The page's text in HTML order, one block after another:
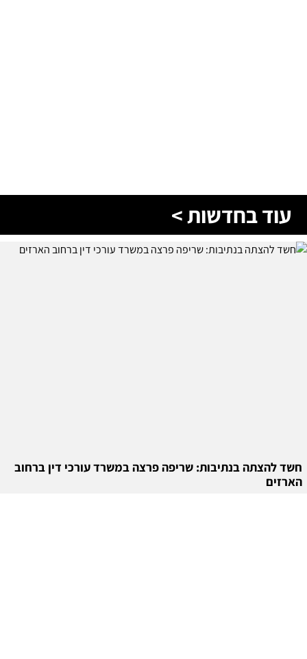
עוד בחדשות >
חשד להצתה בנתיבות: שריפה פרצה במשרד עורכי דין ברחוב
הארזים